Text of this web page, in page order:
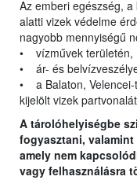
Az emberi egészség,
alatti vizek védelme
nagyobb mennyiségű
• vízművek területén,
• ár- és
• a Balaton, Velencei-
kijelölt vizek
A tárolóhelyiségbe
fogyasztani,
amely nem
vagy felhasználásra